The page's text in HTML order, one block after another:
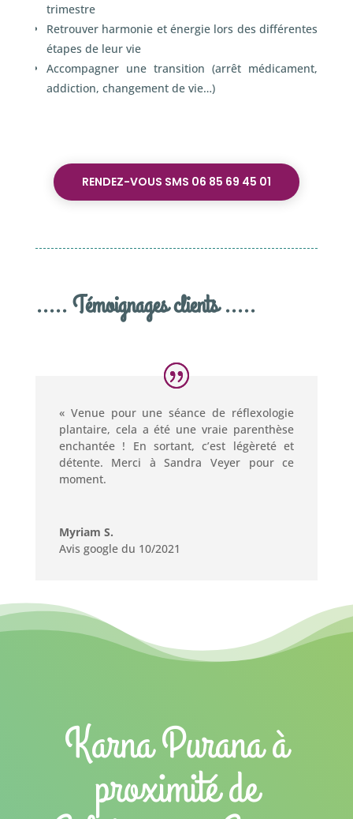
trimestre
Retrouver harmonie et énergie lors des différentes
étapes de leur vie
Accompagner une transition (arrêt médicament,
addiction, changement de vie…)
RENDEZ-VOUS SMS 06 85 69 45 01
..... Témoignages clients .....
« Venue pour une séance de réflexologie
plantaire, cela a été une vraie parenthèse
enchantée ! En sortant, c’est légèreté et
détente. Merci à Sandra Veyer pour ce
moment.
Myriam S.
Avis google du 10/2021
Karna Purana à
proximité de